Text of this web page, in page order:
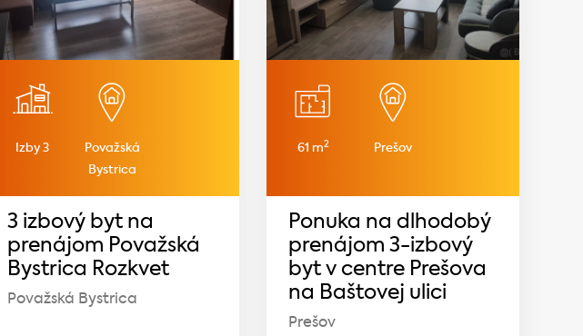
Izby 3
Považská
Bystrica
3 izbový byt na
prenájom Považská
Bystrica Rozkvet
Považská Bystrica
61 m2 Prešov
Ponuka na dlhodobý
prenájom 3-izbový
byt v centre Prešova
na Baštovej ulici
Prešov